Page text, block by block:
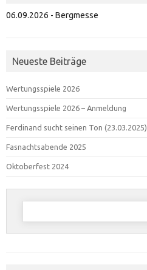
06.09.2026 - Bergmesse
Neueste Beiträge
Wertungsspiele 2026
Wertungsspiele 2026 – Anmeldung
Ferdinand sucht seinen Ton (23.03.2025)
Fasnachtsabende 2025
Oktoberfest 2024
Suchen